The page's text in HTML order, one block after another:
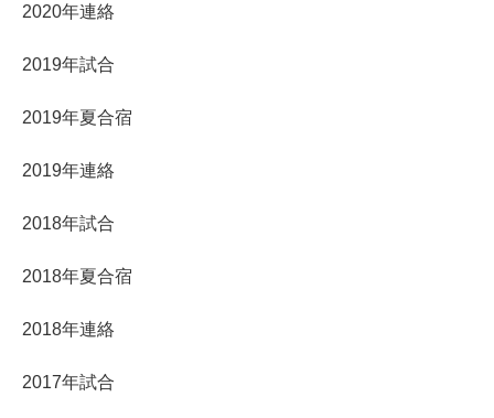
2020年連絡
2019年試合
2019年夏合宿
2019年連絡
2018年試合
2018年夏合宿
2018年連絡
2017年試合